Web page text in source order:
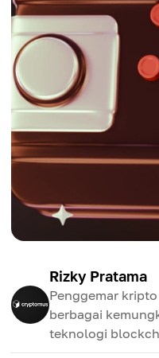
Rizky Pratama
Penggemar
berbagai
teknologi